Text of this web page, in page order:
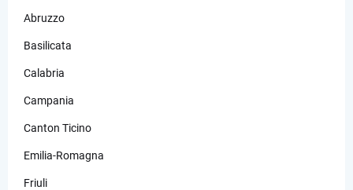
Abruzzo
Basilicata
Calabria
Campania
Canton Ticino
Emilia-Romagna
Friuli